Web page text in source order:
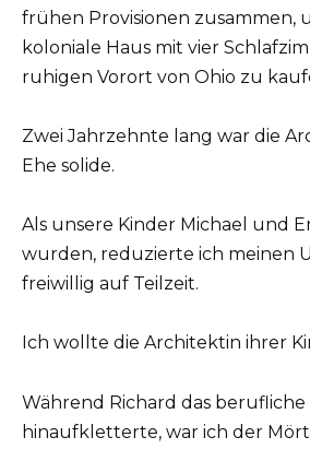
frühen Provisionen zusammen,
koloniale Haus mit vier
ruhigen Vorort von Ohio zu
Zwei Jahrzehnte lang war die
Ehe solide.
Als unsere Kinder Michael und
wurden, reduzierte ich meinen
freiwillig auf Teilzeit.
Ich wollte die Architektin ihrer
Während Richard das berufliche
hinaufkletterte, war ich der